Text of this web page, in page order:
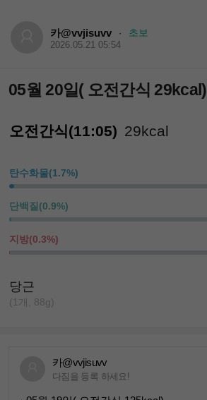
카@vvjisuvv · 초보
2026.05.21 05:54
05월 20일( 오전간식 29kcal)
오전간식(11:05) 29kcal
탄수화물(1.7%)
단백질(0.9%)
지방(0.3%)
당근
(1개, 88g)
카@vvjisuvv
다짐을 등록 하세요!